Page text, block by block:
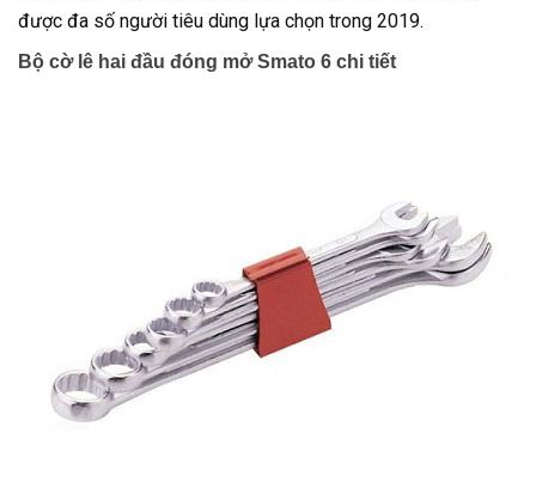
được đa số người tiêu dùng lựa chọn trong 2019.
Bộ cờ lê hai đầu đóng mở Smato 6 chi tiết